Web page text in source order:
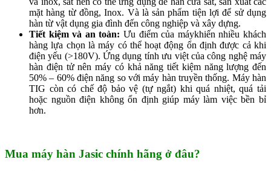
mặt hàng từ đồng, Inox. Và là sản phẩm tiện lợi để sử dụng
hàn từ vật dụng gia đình đến công nghiệp và xây dựng.
Tiết kiệm và an toàn: Ưu điểm của máykhiến nhiều khách
hàng lựa chọn là máy có thể hoạt động ổn định được cả khi
điện yếu (>180V). Ứng dụng tính ưu việt của công nghệ máy
hàn điện tử nên máy có khả năng tiết kiệm năng lượng đến
50% – 60% điện năng so với máy hàn truyền thống. Máy hàn
TIG còn có chế độ bảo vệ (tự ngắt) khi quá nhiệt, quá tải
hoặc nguồn điện không ổn định giúp máy làm việc bền bỉ
hơn.
Mua máy hàn Jasic chính hãng ở đâu?